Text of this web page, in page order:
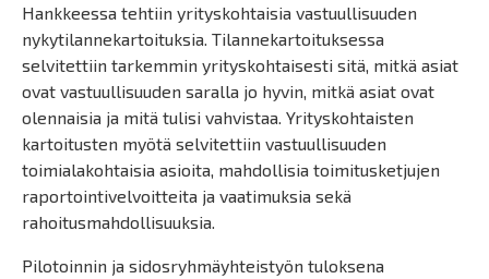
Hankkeessa tehtiin yrityskohtaisia vastuullisuuden
nykytilannekartoituksia. Tilannekartoituksessa
selvitettiin tarkemmin yrityskohtaisesti sitä, mitkä asiat
ovat vastuullisuuden saralla jo hyvin, mitkä asiat ovat
olennaisia ja mitä tulisi vahvistaa. Yrityskohtaisten
kartoitusten myötä selvitettiin vastuullisuuden
toimialakohtaisia asioita, mahdollisia toimitusketjujen
raportointivelvoitteita ja vaatimuksia sekä
rahoitusmahdollisuuksia.
Pilotoinnin ja sidosryhmäyhteistyön tuloksena